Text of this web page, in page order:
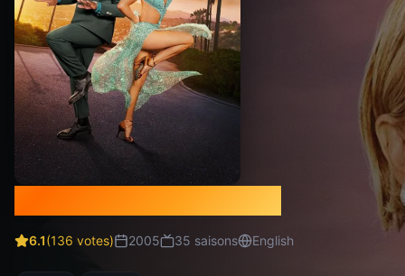
6.1(136 votes) 2005 35 saisons English